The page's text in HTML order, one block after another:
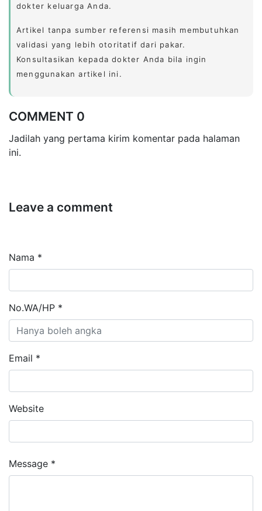
dokter keluarga Anda.
Artikel tanpa sumber referensi masih membutuhkan
validasi yang lebih otoritatif dari pakar.
Konsultasikan kepada dokter Anda bila ingin
menggunakan artikel ini.
COMMENT 0
Jadilah yang pertama kirim komentar pada halaman
ini.
Leave a comment
Nama *
No.WA/HP *
Email *
Website
Message *